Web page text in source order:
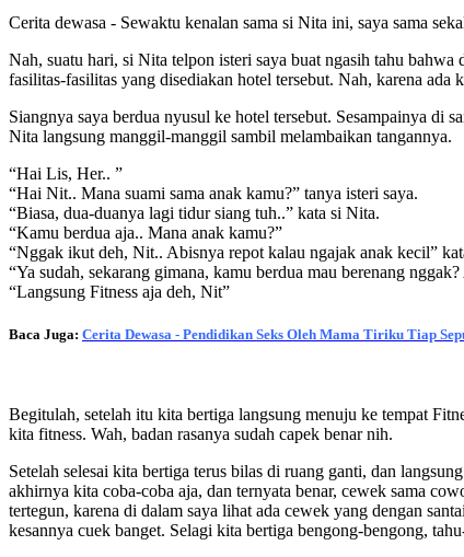
Cerita dewasa - Sewaktu kenalan sama si Nita ini, saya sama
Nah, suatu hari, si Nita telpon isteri saya buat ngasih tahu
fasilitas-fasilitas yang disediakan hotel tersebut. Nah, karena
Siangnya saya berdua nyusul ke hotel tersebut. Sesampainya di
Nita langsung manggil-manggil sambil melambaikan tangannya.
“Hai Lis, Her.. ”
“Hai Nit.. Mana suami sama anak kamu?” tanya isteri saya.
“Biasa, dua-duanya lagi tidur siang tuh..” kata si Nita.
“Kamu berdua aja.. Mana anak kamu?”
“Nggak ikut deh, Nit.. Abisnya repot kalau ngajak anak kecil”
“Ya sudah, sekarang gimana, kamu berdua mau berenang
“Langsung Fitness aja deh, Nit”
Baca Juga: Cerita Dewasa - Pendidikan Seks Oleh Mama Tiriku Tiap
Begitulah, setelah itu kita bertiga langsung menuju ke tempat
kita fitness. Wah, badan rasanya sudah capek benar nih.
Setelah selesai kita bertiga terus bilas di ruang ganti, dan
akhirnya kita coba-coba aja, dan ternyata benar, cewek sama
tertegun, karena di dalam saya lihat ada cewek yang dengan
kesannya cuek banget. Selagi kita bertiga bengong-bengong,